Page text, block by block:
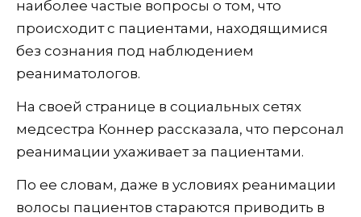
наиболее частые вопросы о том, что
происходит с пациентами, находящимися
без сознания под наблюдением
реаниматологов.
На своей странице в социальных сетях
медсестра Коннер рассказала, что персонал
реанимации ухаживает за пациентами.
По ее словам, даже в условиях реанимации
волосы пациентов стараются приводить в